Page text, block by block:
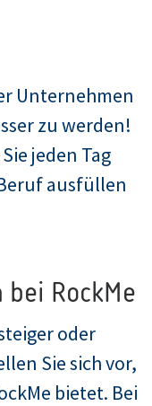
Unternehmen
zu werden!
jeden Tag
ausfüllen
RockMe
oder
Sie sich vor,
bietet. Bei